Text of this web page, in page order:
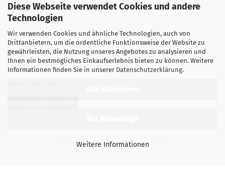
Diese Webseite verwendet Cookies und andere
Technologien
Wir verwenden Cookies und ähnliche Technologien, auch von
Drittanbietern, um die ordentliche Funktionsweise der Website zu
gewährleisten, die Nutzung unseres Angebotes zu analysieren und
Ihnen ein bestmögliches Einkaufserlebnis bieten zu können. Weitere
Informationen finden Sie in unserer Datenschutzerklärung.
Weitere Informationen
Sie erreichen uns
Montag - Freitag
von 9:00 - 17:00Uhr
(außer an Feiertagen)
unter folgender Telefonnummer: